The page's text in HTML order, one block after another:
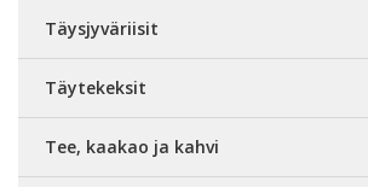
Täysjyväriisit
Täytekeksit
Tee, kaakao ja kahvi